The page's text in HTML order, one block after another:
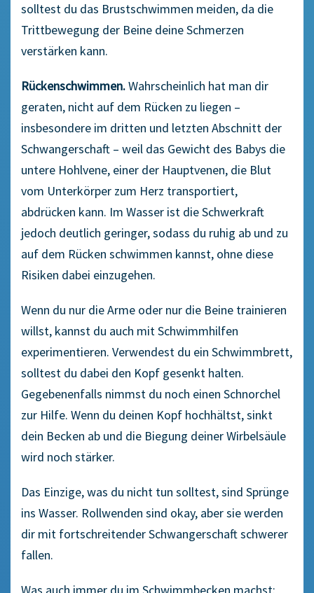
solltest du das Brustschwimmen meiden, da die
Trittbewegung der Beine deine Schmerzen
verstärken kann.
Rückenschwimmen.Wahrscheinlich hat man dir
geraten, nicht auf dem Rücken zu liegen –
insbesondere im dritten und letzten Abschnitt der
Schwangerschaft – weil das Gewicht des Babys die
untere Hohlvene, einer der Hauptvenen, die Blut
vom Unterkörper zum Herz transportiert,
abdrücken kann. Im Wasser ist die Schwerkraft
jedoch deutlich geringer, sodass du ruhig ab und zu
auf dem Rücken schwimmen kannst, ohne diese
Risiken dabei einzugehen.
Wenn du nur die Arme oder nur die Beine trainieren
willst, kannst du auch mit Schwimmhilfen
experimentieren. Verwendest du ein Schwimmbrett,
solltest du dabei den Kopf gesenkt halten.
Gegebenenfalls nimmst du noch einen Schnorchel
zur Hilfe. Wenn du deinen Kopf hochhältst, sinkt
dein Becken ab und die Biegung deiner Wirbelsäule
wird noch stärker.
Das Einzige, was du nicht tun solltest, sind Sprünge
ins Wasser. Rollwenden sind okay, aber sie werden
dir mit fortschreitender Schwangerschaft schwerer
fallen.